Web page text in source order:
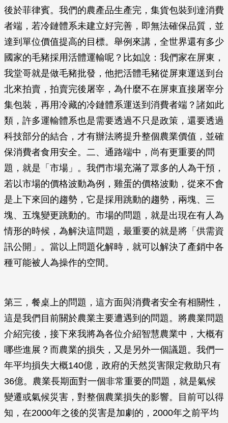
後於菲律賓。我們的農產品生產完，集貨包裝到達消費
者端，若冷鏈體系未建立好完善，即無法確保品質，並
達到單位價值提高的目標。舉例來講，全世界還有多少
國家的毛豬採用活體運輸呢？比如說：我們家在屏東，
我堂哥就是做毛豬批發，他把活體毛豬從屏東運送到台
北來拍賣，拍賣完後屠宰，為什麼不在屏東直接屠宰分
集包裝，再用冷藏的冷鏈體系運送到消費者端？諸如此
類，許多運輸體系也是需要透過不只是政策，還要透過
科技部分的結合，才有辦法將提升整個農業價值，並確
保消費者食用安全。二、通路端中，尚有更重要的問
題，就是「市場」。我們市場充滿了眾多的人為干預，
若以市場的價格波動為例，雞蛋的價格波動，從來不會
是上下來回的趨勢，它是採用跳動的趨勢，兩塊、三
塊、五塊變更跳動的。市場的問題，就是出現在有人為
情形的時候，為解決這問題，最重要的就是將「供需資
訊公開」。當以上問題化解時，就可以解決了產銷中各
種可能被人為操作的空間。
第三，餐桌上的問題，這方面與消費者安全有相關性，
這是我們目前關於農業主要遭遇到的問題。將農業問題
介紹完後，接下來我將為各位介紹智慧農業中，大概有
哪些進展？而農業的損失，又是另外一個議題。我們一
年平均損失大概140億，政府的天然災害限定救助只有
36億。農業長期面對一個非常重要的問題，就是氣候
變遷或氣候災害，對整個農業損失的影響。目前可以得
知，在2000年之後的災害是加劇的，2000年之前平均